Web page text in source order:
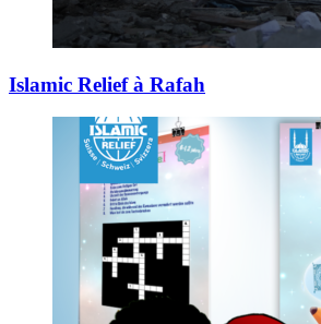
Islamic Relief à Rafah